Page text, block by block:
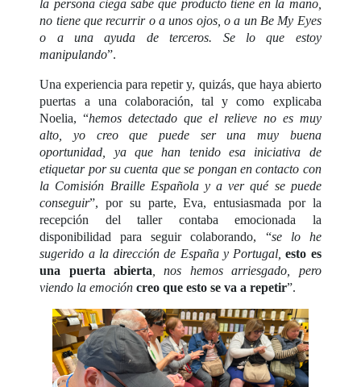
la persona ciega sabe que producto tiene en la mano,
no tiene que recurrir o a unos ojos, o a un Be My Eyes
o a una ayuda de terceros. Se lo que estoy
manipulando”.
Una experiencia para repetir y, quizás, que haya abierto
puertas a una colaboración, tal y como explicaba
Noelia, “hemos detectado que el relieve no es muy
alto, yo creo que puede ser una muy buena
oportunidad, ya que han tenido esa iniciativa de
etiquetar por su cuenta que se pongan en contacto con
la Comisión Braille Española y a ver qué se puede
conseguir”, por su parte, Eva, entusiasmada por la
recepción del taller contaba emocionada la
disponibilidad para seguir colaborando, “se lo he
sugerido a la dirección de España y Portugal,esto es
una puerta abierta , nos hemos arriesgado, pero
viendo la emocióncreo que esto se va a repetir”.